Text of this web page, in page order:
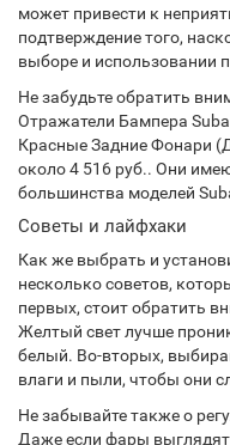
может привести к
подтверждение того,
выборе и использовании
Не забудьте обратить
Отражатели Бампера
Красные Задние Фонари
около 4 516 руб.. Они
большинства моделей
Советы и лайфхаки
Как же выбрать и
несколько советов,
первых, стоит обратить
Желтый свет лучше
белый. Во-вторых,
влаги и пыли, чтобы они
Не забывайте также о
Даже если фары выглядят